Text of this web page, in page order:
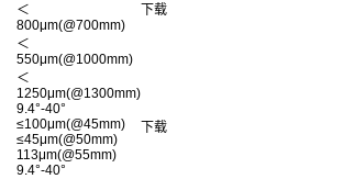
＜
800μm(@700mm)
＜
550μm(@1000mm)
＜
1250μm(@1300mm)
9.4°-40°
下载
≤100μm(@45mm)
≤45μm(@50mm)
113μm(@55mm)
9.4°-40°
下载